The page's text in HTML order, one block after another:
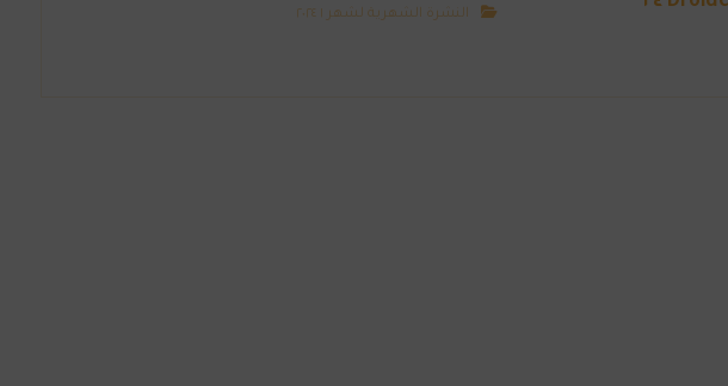
النشرة الشهرية لشهر ١ ٢٠٢٤